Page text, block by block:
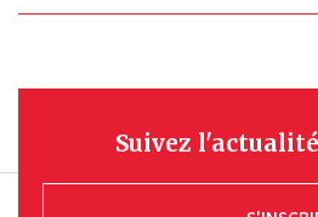
Suivez